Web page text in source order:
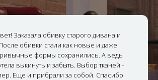
Заказала обивку старого дивана и
обивки стали как новые и даже
формы сохранились. А ведь
выкинуть и забыть. Выбор тканей -
Еще и прибрали за собой. Спасибо